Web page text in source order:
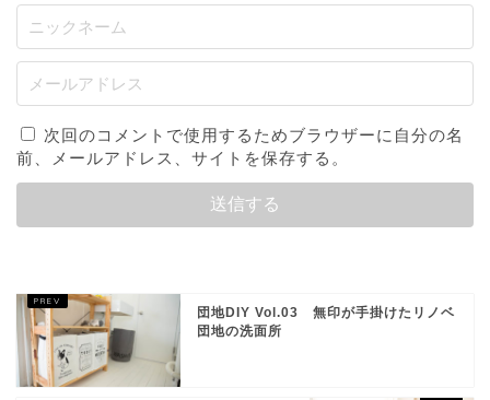
次回のコメントで使用するためブラウザーに自分の名
前、メールアドレス、サイトを保存する。
団地DIY Vol.03 無印が手掛けたリノベ
団地の洗面所